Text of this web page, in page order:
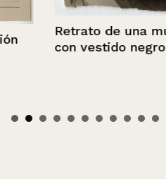
Retrato de una
con vestido negro